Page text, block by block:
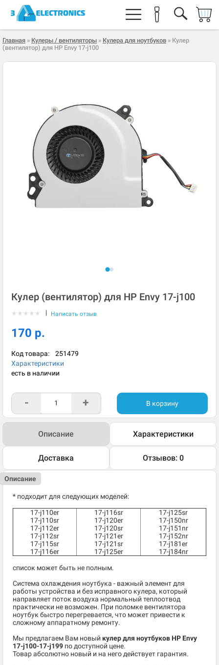
Главная » Кулеры / вентиляторы » Кулера для ноутбуков » Кулер
(вентилятор) для HP Envy 17-j100
Кулер (вентилятор) для HP Envy 17-j100
★ ★ ★ ★ ★ | Написать отзыв
170 р.
Код товара: 251479
Характеристики
есть в наличии
- + В корзину
Описание Характеристики
Доставка Отзывов: 0
Описание
* подходит для следующих моделей:
17-j110er
17-j110sr
17-j112er
17-j112sr
17-j115sr
17-j116er
17-j116sr
17-j120er
17-j120sr
17-j121er
17-j121sr
17-j125er
17-j125sr
17-j150nr
17-j151nr
17-j152nr
17-j181er
17-j184nr
список может быть не полным.
Система охлаждения ноутбука - важный элемент для
работы устройства и без исправного кулера, который
направляет поток воздуха нормальный теплоотвод
практически не возможен. При поломке вентилятора
ноутбук быстро перегревается, что может привести к
сложному аппаратному ремонту.
Мы предлагаем Вам новый кулер для ноутбуков HP Envy
17-j100-17-j199 по доступной цене.
Товар абсолютно новый и на него действует гарантия.